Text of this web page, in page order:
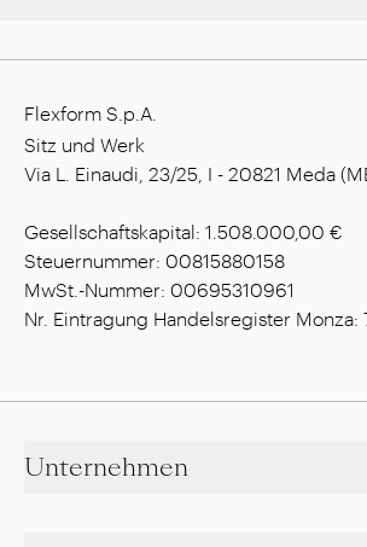
Flexform S.p.A.
Sitz und Werk
Via L. Einaudi, 23/25, I - 20821 Meda
Gesellschaftskapital: 1.508.000,00 €
Steuernummer: 00815880158
MwSt.-Nummer: 00695310961
Nr. Eintragung Handelsregister Monza:
Unternehmen